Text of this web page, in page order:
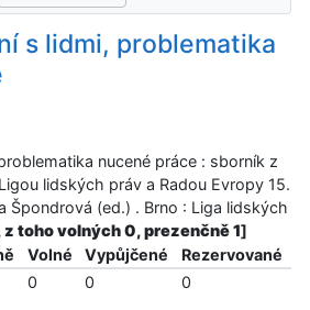
s lidmi, problematika
nucené práce : sborník z
lidských práv a Radou Evropy 15.
Špondrová (ed.) . Brno : Liga lidských
z toho volných 0, prezenčně 1]
Volné Vypůjčené
Rezervované
0 0 0